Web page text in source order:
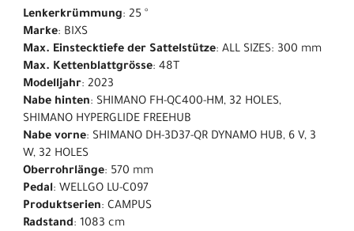
Lenkerkrümmung: 25 °
Marke: BIXS
Max. Einstecktiefe der Sattelstütze: ALL SIZES: 300 mm
Max. Kettenblattgrösse: 48T
Modelljahr: 2023
Nabe hinten: SHIMANO FH-QC400-HM, 32 HOLES,
SHIMANO HYPERGLIDE FREEHUB
Nabe vorne: SHIMANO DH-3D37-QR DYNAMO HUB, 6 V, 3
W, 32 HOLES
Oberrohrlänge: 570 mm
Pedal: WELLGO LU-C097
Produktserien: CAMPUS
Radstand: 1083 cm